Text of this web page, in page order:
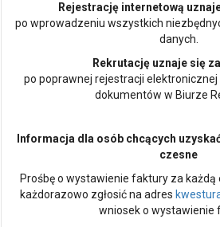
Rejestrację internetową
po wprowadzeniu wszystkich
danych.
Rekrutację uznaje się
po poprawnej rejestracji elektronicznej
dokumentów w Biurze
Informacja dla osób chcących
czesne
Prośbę o wystawienie faktury za każdą
każdorazowo zgłosić na adres
wniosek o wystawienie